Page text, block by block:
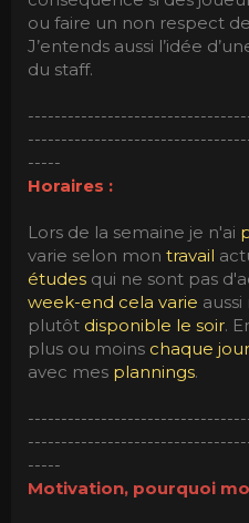
ou faire un non respect
J’entends aussi l’idée
du staff.
-----
Horaires :
Lors de la semaine je n'ai
varie selon mon travail
études qui ne sont pas
week-end cela varie
plutôt disponible le soir.
plus ou moins chaque jour
avec mes plannings.
-----
Motivation, pourquoi